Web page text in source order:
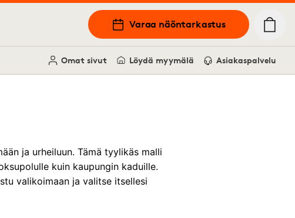
Varaa näöntarkastus
Omat sivut Löydä myymälä Asiakaspalvelu
ja urheiluun. Tämä tyylikäs malli
kuin kaupungin kaduille.
valikoimaan ja valitse itsellesi